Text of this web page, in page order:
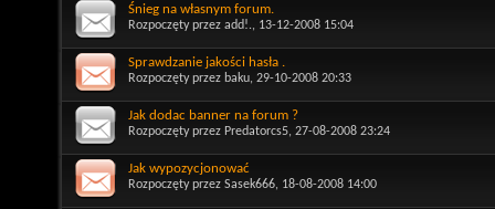
Śnieg na własnym forum.
Rozpoczęty przez add!., 13-12-2008 15:04
Sprawdzanie jakości hasła .
Rozpoczęty przez baku, 29-10-2008 20:33
Jak dodac banner na forum ?
Rozpoczęty przez Predatorcs5, 27-08-2008 23:24
Jak wypozycjonować
Rozpoczęty przez Sasek666, 18-08-2008 14:00